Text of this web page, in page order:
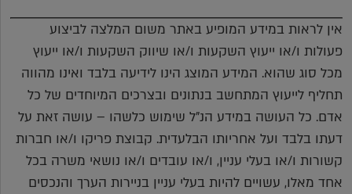
אין לראות במידע המופיע באתר משום המלצה לביצוע
פעולות ו/או ייעוץ השקעות ו/או שיווק השקעות ו/או ייעוץ
מכל סוג שהוא. המידע המוצג הינו לידיעה בלבד ואינו מהווה
תחליף לייעוץ המתחשב בנתונים ובצרכים המיוחדים של כל
אדם. כל העושה במידע הנ"ל שימוש כלשהו – עושה זאת על
דעתו בלבד ועל אחריותו הבלעדית. קבוצת פריקו ו/או חברות
קשורות ו/או בעלי עניין, ו/או עובדים ו/או נושאי משרה בכל
אחד מאלו, עשויים להיות בעלי עניין בניירות הערך והנכסים